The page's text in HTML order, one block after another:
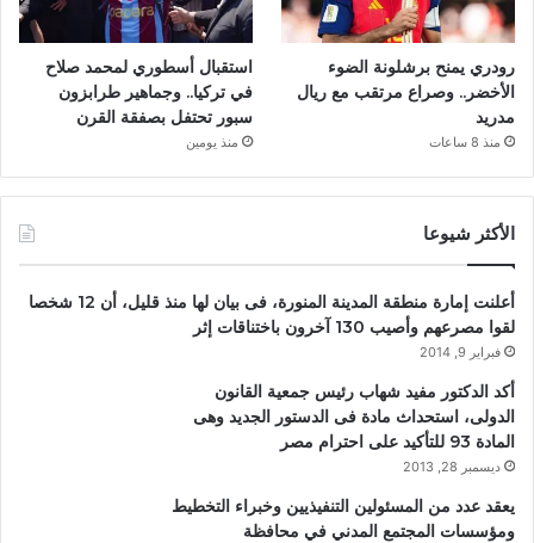
رودري يمنح برشلونة الضوء
الأخضر.. وصراع مرتقب مع ريال
مدريد
منذ 8 ساعات
استقبال أسطوري لمحمد صلاح
في تركيا.. وجماهير طرابزون
سبور تحتفل بصفقة القرن
منذ يومين
الأكثر شيوعا
أعلنت إمارة منطقة المدينة المنورة، فى بيان لها منذ قليل، أن 12 شخصا
لقوا مصرعهم وأصيب 130 آخرون باختناقات إثر
فبراير 9, 2014
أكد الدكتور مفيد شهاب رئيس جمعية القانون
الدولى، استحداث مادة فى الدستور الجديد وهى
المادة 93 للتأكيد على احترام مصر
ديسمبر 28, 2013
يعقد عدد من المسئولين التنفيذيين وخبراء التخطيط
ومؤسسات المجتمع المدني في محافظة